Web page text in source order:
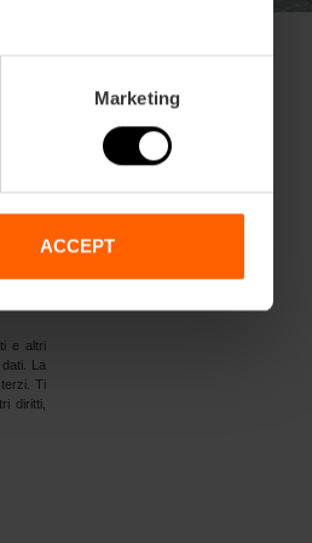
Marketing
ACCEPT
e altri
La
Ti
diritti,